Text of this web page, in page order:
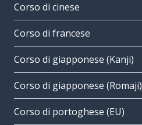
Corso di cinese
Corso di francese
Corso di giapponese (Kanji)
Corso di giapponese (Romaji)
Corso di portoghese (EU)